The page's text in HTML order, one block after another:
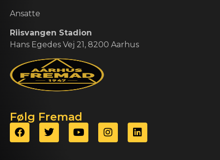
Ansatte
Riisvangen Stadion
Hans Egedes Vej 21, 8200 Aarhus
Følg Fremad